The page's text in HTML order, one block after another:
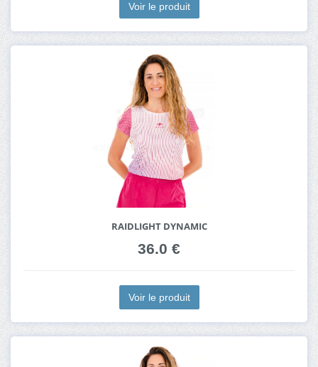
Voir le produit
RAIDLIGHT DYNAMIC
36.0 €
Voir le produit